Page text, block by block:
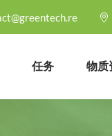
任务 物质